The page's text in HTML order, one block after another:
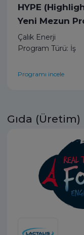
HYPE
Yeni Mezun
Çalık Enerji
Program Türü: İş
Programı incele
Gıda (Üretim)